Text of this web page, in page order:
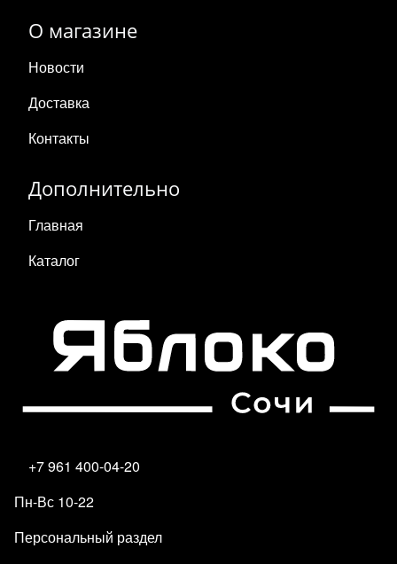
О магазине
Новости
Доставка
Контакты
Дополнительно
Главная
Каталог
+7 961 400-04-20
Пн-Вс 10-22
Персональный раздел